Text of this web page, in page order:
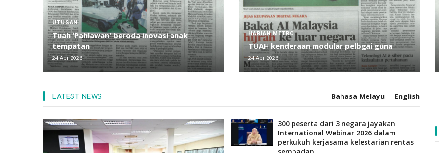
HARIAN METRO
TUAH kenderaan modular pelbgai guna
24 Apr 2026
BERITA HARIAN
Perluas peranan universiti jadi pusat
inovasi, teknologi baharu pertahanan
23 Apr 2026
LATEST NEWS Bahasa Melayu English
300 peserta dari 3 negara jayakan
International Webinar 2026 dalam
perkukuh kerjasama kelestarian rentas